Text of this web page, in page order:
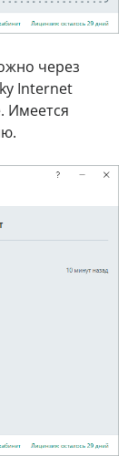
через
Internet
Имеется